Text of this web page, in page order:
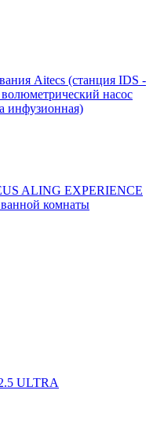
Aitecs (станция IDS -
насос
инфузионная)
ALING EXPERIENCE
комнаты
ULTRA